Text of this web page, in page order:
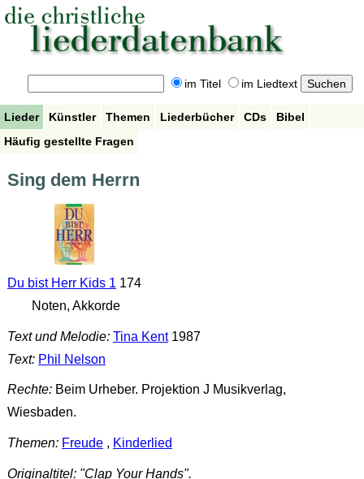
im Titel im Liedtext
Lieder Künstler Themen Liederbücher CDs
Bibel
Häufig gestellte Fragen
Sing dem Herrn
Du bist Herr Kids 1 174
Noten, Akkorde
Text und Melodie: Tina Kent1987
Text: Phil Nelson
Rechte:Beim Urheber. Projektion J Musikverlag,
Wiesbaden.
Themen: Freude, Kinderlied
Originaltitel: "Clap Your Hands".